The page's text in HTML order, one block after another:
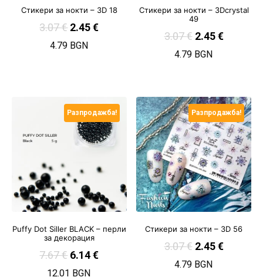
Стикери за нокти – 3D 18
3.07€ 2.45€
4.79 BGN
Стикери за нокти – 3Dcrystal
49
3.07€ 2.45€
4.79 BGN
Разпродажба!
Puffy Dot Siller BLACK – перли
за декорация
7.67€ 6.14€
12.01 BGN
Разпродажба!
Стикери за нокти – 3D 56
3.07€ 2.45€
4.79 BGN